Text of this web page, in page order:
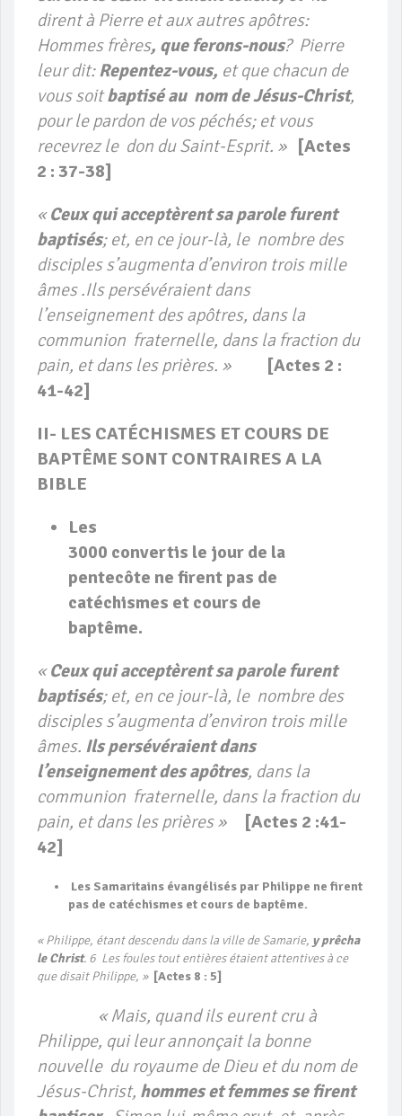
dirent à Pierre et aux autres apôtres:
Hommes frères, que ferons-nous? Pierre
leur dit:Repentez-vous, et que chacun de
vous soitbaptisé au nom de Jésus-Christ,
pour le pardon de vos péchés; et vous
recevrez le don du Saint-Esprit. » [Actes
2 : 37-38]
«Ceux qui acceptèrent sa parole furent
baptisés; et, en ce jour-là, le nombre des
disciples s’augmenta d’environ trois mille
âmes .Ils persévéraient dans
l’enseignement des apôtres, dans la
communion fraternelle, dans la fraction du
pain, et dans les prières. »
[Actes 2 :
41-42]
II- LES CATÉCHISMES ET COURS DE
BAPTÊME SONT CONTRAIRES A LA
BIBLE
Les
3000 convertis le jour de la
pentecôte ne firent pas de
catéchismes et cours de
baptême.
«Ceux qui acceptèrent sa parole furent
baptisés; et, en ce jour-là, le nombre des
disciples s’augmenta d’environ trois mille
âmes. Ils persévéraient dans
l’enseignement des apôtres, dans la
communion fraternelle, dans la fraction du
pain, et dans les prières »[Actes 2 :41-
42]
Les Samaritains évangélisés par Philippe ne firent
pas de catéchismes et cours de baptême.
« Philippe, étant descendu dans la ville de Samarie, y prêcha
le Christ. 6 Les foules tout entières étaient attentives à ce
que disait Philippe, » [Actes 8 : 5]
« Mais, quand ils eurent cru à
Philippe, qui leur annonçait la bonne
nouvelle du royaume de Dieu et du nom de
Jésus-Christ, hommes et femmes se firent